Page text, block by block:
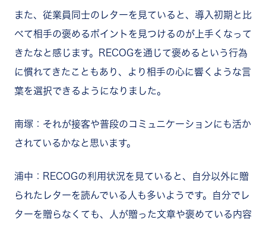
また、従業員同士のレターを見ていると、導入初期と比
べて相手の褒めるポイントを見つけるのが上手くなって
きたなと感じます。RECOGを通じて褒めるという行為
に慣れてきたこともあり、より相手の心に響くような言
葉を選択できるようになりました。
南塚：それが接客や普段のコミュニケーションにも活か
されているかなと思います。
浦中：RECOGの利用状況を見ていると、自分以外に贈
られたレターを読んでいる人も多いようです。自分でレ
ターを贈らなくても、人が贈った文章や褒めている内容